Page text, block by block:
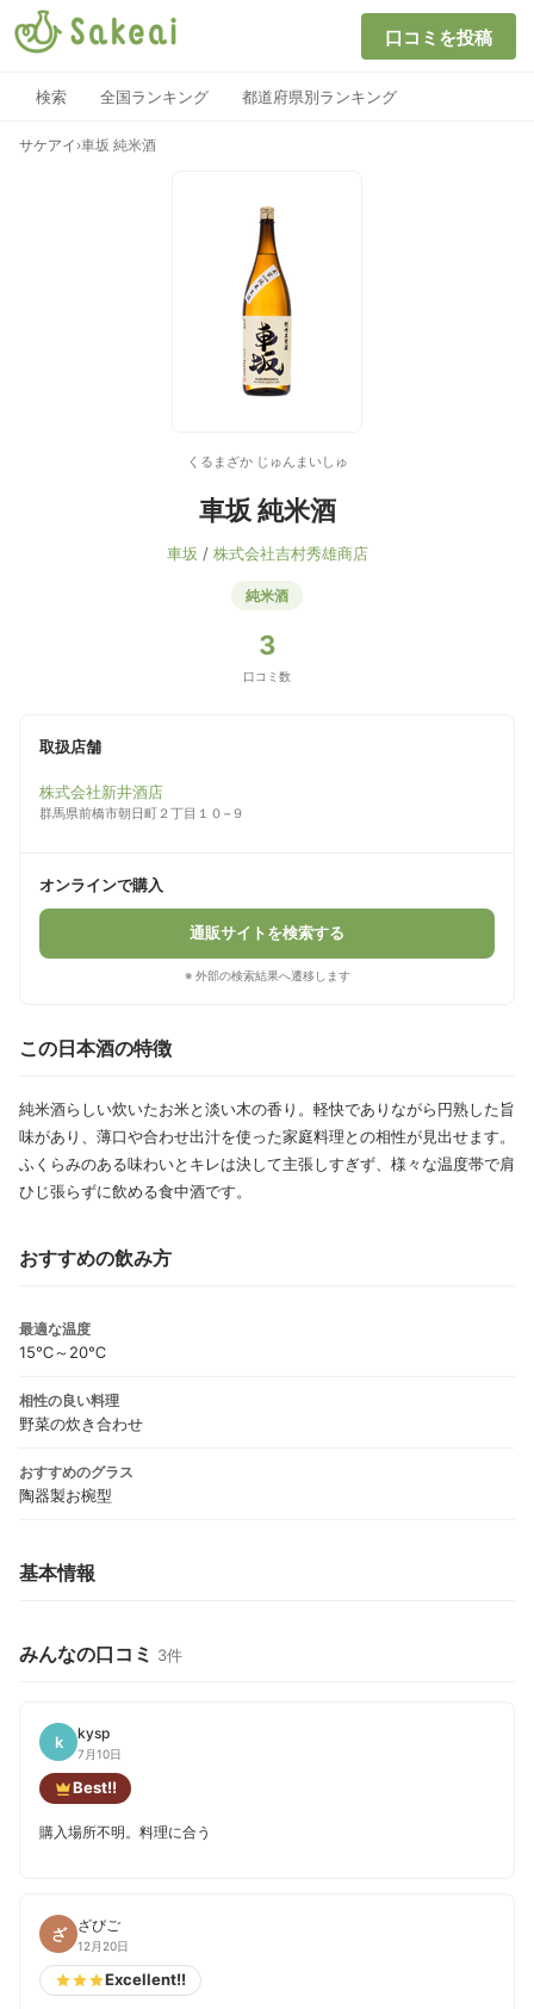
口コミを投稿
検索 全国ランキング 都道府県別ランキング
サケアイ ›車坂 純米酒
くるまざか じゅんまいしゅ
車坂 純米酒
車坂 / 株式会社吉村秀雄商店
純米酒
3
口コミ数
取扱店舗
株式会社新井酒店
群馬県前橋市朝日町２丁目１０−９
オンラインで購入
通販サイトを検索する
※ 外部の検索結果へ遷移します
この日本酒の特徴
純米酒らしい炊いたお米と淡い木の香り。軽快でありながら円熟した旨
味があり、薄口や合わせ出汁を使った家庭料理との相性が見出せます。
ふくらみのある味わいとキレは決して主張しすぎず、様々な温度帯で肩
ひじ張らずに飲める食中酒です。
おすすめの飲み方
最適な温度
15℃～20℃
相性の良い料理
野菜の炊き合わせ
おすすめのグラス
陶器製お椀型
基本情報
みんなの口コミ 3件
k kysp
7月10日
Best!!
購入場所不明。料理に合う
ざ ざびご
12月20日
Excellent!!